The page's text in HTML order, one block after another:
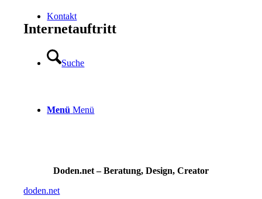
Kontakt
Suche
Menü Menü
Internetauftritt
Doden.net – Beratung, Design, Creator
doden.net